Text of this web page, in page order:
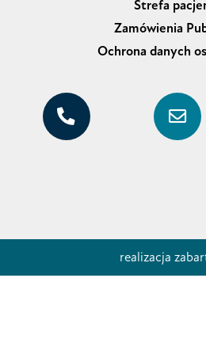
Strefa
Zamówienia
Ochrona danych
realizacja